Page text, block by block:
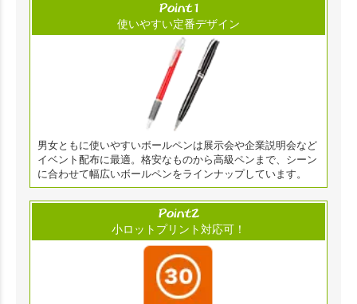
使いやすい定番デザイン
男女ともに使いやすいボールペンは展示会や企業説明会など
イベント配布に最適。格安なものから高級ペンまで、シーン
に合わせて幅広いボールペンをラインナップしています。
小ロットプリント対応可！